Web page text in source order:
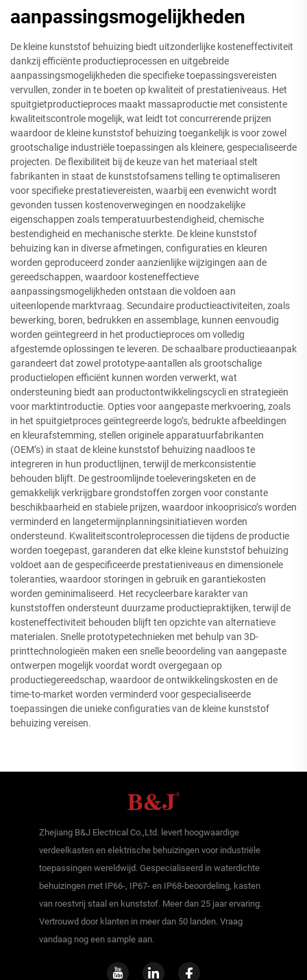
aanpassingsmogelijkheden
De kleine kunststof behuizing biedt uitzonderlijke kosteneffectiviteit
dankzij efficiënte productieprocessen en uitgebreide
aanpassingsmogelijkheden die specifieke toepassingsvereisten
vervullen, zonder in te boeten op kwaliteit of prestatieniveaus. Het
spuitgietproductieproces maakt massaproductie met consistente
kwaliteitscontrole mogelijk, wat leidt tot concurrerende prijzen
waardoor de kleine kunststof behuizing toegankelijk is voor zowel
grootschalige industriële toepassingen als kleinere, gespecialiseerde
projecten. De flexibiliteit bij de keuze van het materiaal stelt
fabrikanten in staat de kunststofsamens telling te optimaliseren
voor specifieke prestatievereisten, waarbij een evenwicht wordt
gevonden tussen kostenoverwegingen en noodzakelijke
eigenschappen zoals temperatuurbestendigheid, chemische
bestendigheid en mechanische sterkte. De kleine kunststof
behuizing kan in diverse afmetingen, configuraties en kleuren
worden geproduceerd zonder aanzienlijke wijzigingen aan de
gereedschappen, waardoor kosteneffectieve
aanpassingsmogelijkheden ontstaan die voldoen aan
uiteenlopende marktvraag. Secundaire productieactiviteiten, zoals
bewerking, boren, bedrukken en assemblage, kunnen eenvoudig
worden geïntegreerd in het productieproces om volledig
afgestemde oplossingen te leveren. De schaalbare productieaanpak
garandeert dat zowel prototype-aantallen als grootschalige
productielopen efficiënt kunnen worden verwerkt, wat
ondersteuning biedt aan productontwikkelingscycli en strategieën
voor marktintroductie. Opties voor aangepaste merkvoering, zoals
in het spuitgietproces geïntegreerde logo’s, bedrukte afbeeldingen
en kleurafstemming, stellen originele apparatuurfabrikanten
(OEM’s) in staat de kleine kunststof behuizing naadloos te
integreren in hun productlijnen, terwijl de merkconsistentie
behouden blijft. De gestroomlijnde toeleveringsketen en de
gemakkelijk verkrijgbare grondstoffen zorgen voor constante
beschikbaarheid en stabiele prijzen, waardoor inkooprisico’s worden
verminderd en langetermijnplanningsinitiatieven worden
ondersteund. Kwaliteitscontroleprocessen die tijdens de productie
worden toegepast, garanderen dat elke kleine kunststof behuizing
voldoet aan de gespecificeerde prestatieniveaus en dimensionele
toleranties, waardoor storingen in gebruik en garantiekosten
worden geminimaliseerd. Het recycleerbare karakter van
kunststoffen ondersteunt duurzame productiepraktijken, terwijl de
kosteneffectiviteit behouden blijft ten opzichte van alternatieve
materialen. Snelle prototypetechnieken met behulp van 3D-
printtechnologieën maken een snelle beoordeling van aangepaste
ontwerpen mogelijk voordat wordt overgegaan op
productiegereedschap, waardoor de ontwikkelingskosten en de
time-to-market worden verminderd voor gespecialiseerde
toepassingen die unieke configuraties van de kleine kunststof
behuizing vereisen.
Zhejiang B&J Electrical Co.,Ltd. levert hoogwaardige
verdeelkasten en elektrische behuizingen voor industriële
toepassingen wereldwijd. Gespecialiseerd in waterdichte
behuizingen met IP66-, IP67- en IP68-beoordeling, kasten
van roestvrij staal en kunststof. Meer dan 25 jaar ervaring.
Vertrouwd door klanten in meer dan 50 landen. Vraag
vandaag nog een sample aan.